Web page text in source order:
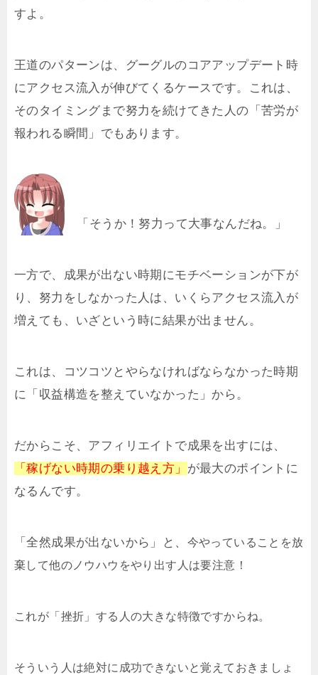
すよ。
王道のパターンは、グーグルのコアアップデート時
にアクセス流入が伸びてくるケースです。これは、
そのタイミングまで努力を続けてきた人の「苦労が
報われる瞬間」でもあります。
「そうか！努力って大事なんだね。」
一方で、成果が出ない時期にモチベーションが下が
り、努力をしなかった人は、いくらアクセス流入が
増えても、いざという時に結果が出ません。
これは、コツコツとやらなければならなかった時期
に「収益構造を整えていなかった」から。
だからこそ、アフィリエイトで成果を出すには、
「稼げない時期の乗り越え方」 が最大のポイントに
なるんです。
「全然成果が出ないから」と、 今やっていることを放
棄して他のノウハウをやり出す人は要注意！
これが「挫折」する人の大きな特徴ですからね。
そういう人は絶対に成功できないと覚えておきましょ